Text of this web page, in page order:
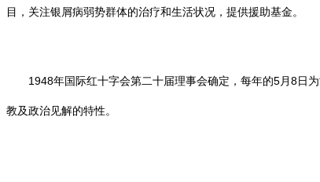
目，关注银屑病弱势群体的治疗和生活状况，提供援助基金。
1948年国际红十字会第二十届理事会确定，每年的5月8日为
教及政治见解的特性。